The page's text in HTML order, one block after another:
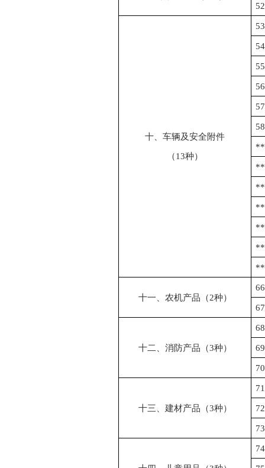
十、车辆及安全附件
（13种）
**
**
**
**
**
**
**
十一、农机产品（2种）
十二、消防产品（3种）
十三、建材产品（3种）